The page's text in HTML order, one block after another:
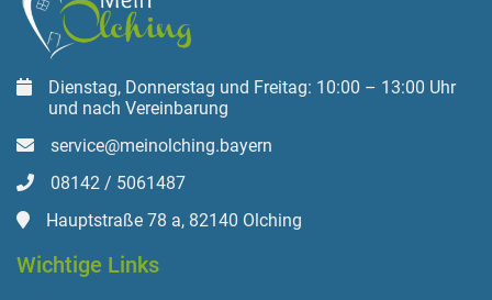
Dienstag, Donnerstag und Freitag: 10:00 – 13:00 Uhr
und nach Vereinbarung
service@meinolching.bayern
08142 / 5061487
Hauptstraße 78 a, 82140 Olching
Wichtige Links